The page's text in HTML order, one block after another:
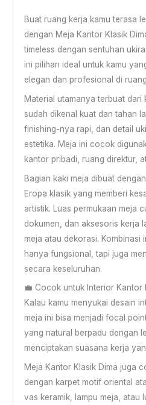
Buat ruang kerja kamu terasa
dengan Meja Kantor Klasik
timeless dengan sentuhan
ini pilihan ideal untuk kamu
elegan dan profesional di
Material utamanya terbuat
sudah dikenal kuat dan tahan
finishing-nya rapi, dan detail
estetika. Meja ini cocok
kantor pribadi, ruang direktur,
Bagian kaki meja dibuat
Eropa klasik yang memberi
artistik. Luas permukaan meja
dokumen, dan aksesoris kerja
meja atau dekorasi. Kombinasi
hanya fungsional, tapi juga
secara keseluruhan.
💼 Cocok untuk Interior Kantor
Kalau kamu menyukai desain
meja ini bisa menjadi focal
yang natural berpadu dengan
menciptakan suasana kerja
Meja Kantor Klasik Dima juga
dengan karpet motif oriental
vas keramik, lampu meja, atau